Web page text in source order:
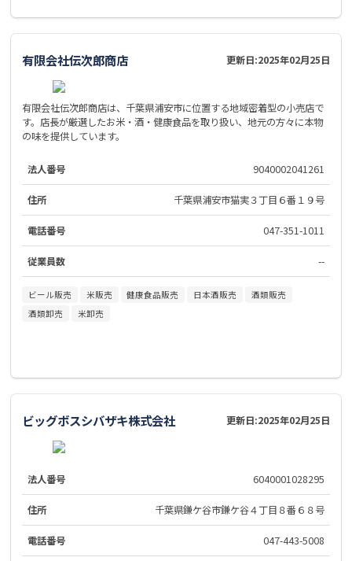
有限会社伝次郎商店 更新日:2025年02月25日
有限会社伝次郎商店は、千葉県浦安市に位置する地域密着型の小売店で
す。店長が厳選したお米・酒・健康食品を取り扱い、地元の方々に本物
の味を提供しています。
法人番号 9040002041261
住所 千葉県浦安市猫実３丁目６番１９号
電話番号 047-351-1011
従業員数 --
ビール販売 米販売 健康食品販売 日本酒販売
酒類販売
酒類卸売
米卸売
ビッグボスシバザキ株式会社 更新日:2025年02月25日
法人番号 6040001028295
住所 千葉県鎌ケ谷市鎌ケ谷４丁目８番６８号
電話番号 047-443-5008